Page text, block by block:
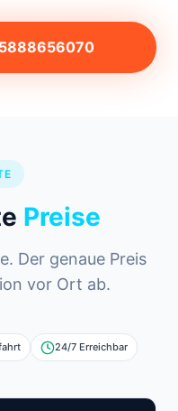
Preise
Der genaue Preis
vor Ort ab.
24/7 Erreichbar